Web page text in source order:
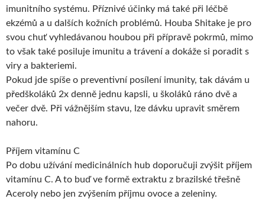
imunitního systému. Příznivé účinky má také při léčbě
ekzémů a u dalších kožních problémů. Houba Shitake je pro
svou chuť vyhledávanou houbou při přípravě pokrmů, mimo
to však také posiluje imunitu a trávení a dokáže si poradit s
viry a bakteriemi.
Pokud jde spíše o preventivní posílení imunity, tak dávám u
předškoláků 2x denně jednu kapsli, u školáků ráno dvě a
večer dvě. Při vážnějším stavu, lze dávku upravit směrem
nahoru.
Příjem vitamínu C
Po dobu užívání medicinálních hub doporučuji zvýšit příjem
vitamínu C. A to buď ve formě extraktu z brazilské třešně
Aceroly nebo jen zvýšením příjmu ovoce a zeleniny.